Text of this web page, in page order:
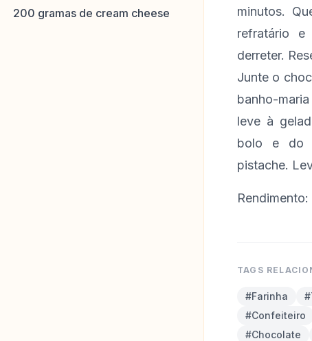
200 gramas de cream cheese
minutos.
refratário e
derreter.
Junte o
banho-
leve à
bolo e do
pistache.
TAGS
#Farinha
#Confeiteiro
#Chocolate